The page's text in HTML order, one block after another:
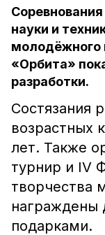
науки и
молодёжного
«Орбита»
разработки.
Состязания
возрастных
лет. Также
турнир и IV
творчества
подарками.